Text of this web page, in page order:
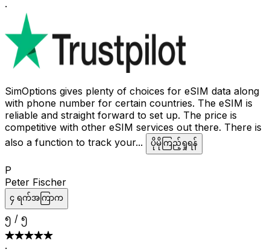
·
SimOptions gives plenty of choices for eSIM data along
with phone number for certain countries. The eSIM is
reliable and straight forward to set up. The price is
competitive with other eSIM services out there. There is
also a function to track your... ပိုမိုကြည့်ရှုရန်
P
Peter Fischer
၄ ရက်အကြာက
၅ / ၅
·